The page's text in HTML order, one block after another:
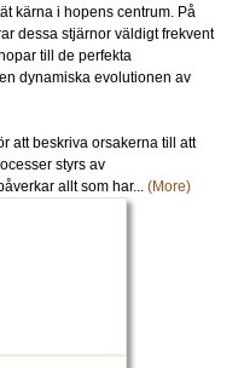
kärna i hopens centrum. På
dessa stjärnor väldigt frekvent
till de perfekta
dynamiska evolutionen av
att beskriva orsakerna till att
styrs av
allt som har... (More)